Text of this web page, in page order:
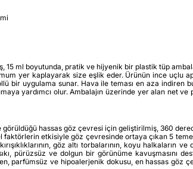
ml boyutunda, pratik ve hijyenik bir plastik tüp
yer kaplayarak size eşlik eder. Ürünün ince uçlu
bir uygulama sunar. Hava ile teması en aza indiren
yardımcı olur. Ambalajın üzerinde yer alan net ve
hassas göz çevresi için geliştirilmiş, 360
etkisiyle göz çevresinde ortaya çıkan 5
göz altı torbalarının, koyu halkaların
pürüzsüz ve dolgun bir görünüme kavuşmasını
parfümsüz ve hipoalerjenik dokusu, en hassas